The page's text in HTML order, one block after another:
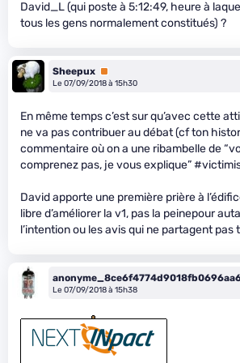
David_L (qui poste à 5:12:49, heure à
tous les gens normalement constitués) ?
Sheepux Premium
Le 07/09/2018 à 15h30
En même temps c’est sur qu’avec cette
ne va pas contribuer au débat (cf ton
commentaire où on a une ribambelle de
comprenez pas, je vous explique”
David apporte une première prière à
libre d’améliorer la v1, pas la peinepour
l’intention ou les avis qui ne partagent pas
Le 07/09/2018 à 15h38